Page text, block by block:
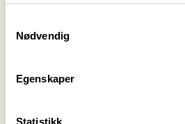
Nødvendig
Egenskaper
Statistikk
Medlemskap ->
Lønn og tariff
Kontakt oss